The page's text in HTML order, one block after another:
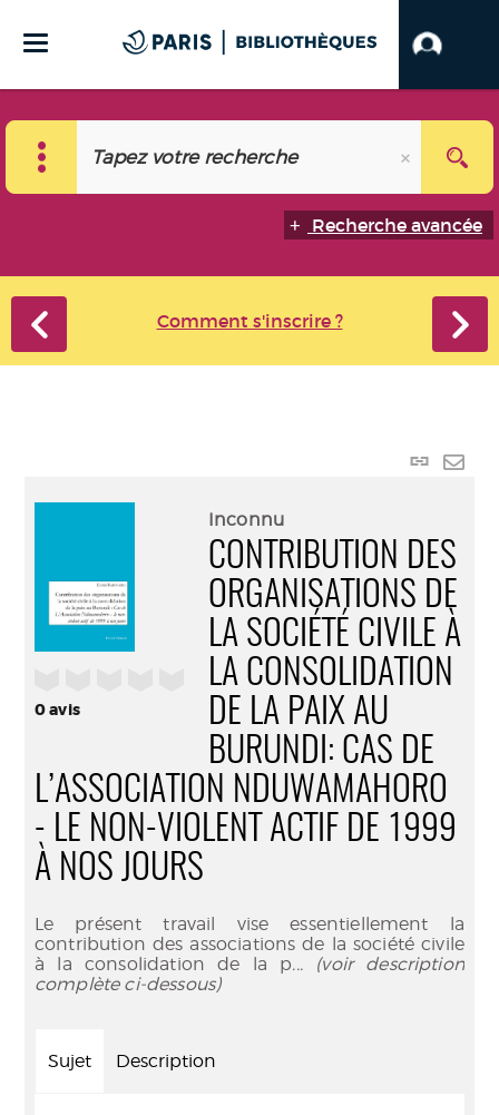
Recherche avancée
Comment s'inscrire ?
Lien
mail
0avis
Inconnu
CONTRIBUTION DES
ORGANISATIONS DE
LA SOCIÉTÉ CIVILE À
LA CONSOLIDATION
DE LA PAIX AU
BURUNDI: CAS DE
L’ASSOCIATION NDUWAMAHORO
- LE NON-VIOLENT ACTIF DE 1999
À NOS JOURS
Le présent travail vise essentiellement la
contribution des associations de la société civile
à la consolidation de la p... (voir description
complète ci-dessous)
Sujet Description